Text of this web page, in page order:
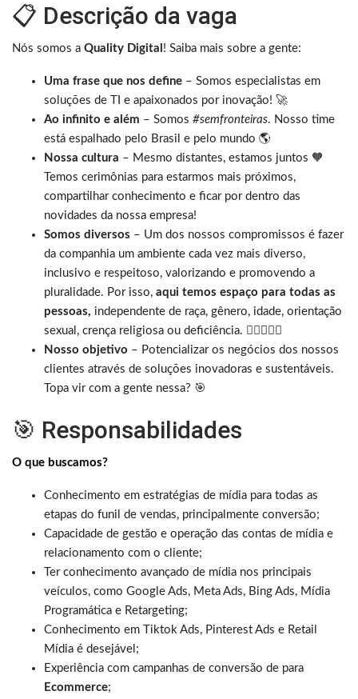
📋 Descrição da vaga
Nós somos a Quality Digital ! Saiba mais sobre a gente:
Uma frase que nos define – Somos especialistas em
soluções de TI e apaixonados por inovação! 🚀
Ao infinito e além – Somos #semfronteiras. Nosso time
está espalhado pelo Brasil e pelo mundo 🌎
Nossa cultura – Mesmo distantes, estamos juntos 🧡
Temos cerimônias para estarmos mais próximos,
compartilhar conhecimento e ficar por dentro das
novidades da nossa empresa!
Somos diversos – Um dos nossos compromissos é fazer
da companhia um ambiente cada vez mais diverso,
inclusivo e respeitoso, valorizando e promovendo a
pluralidade. Por isso, aqui temos espaço para todas as
pessoas, independente de raça, gênero, idade, orientação
sexual, crença religiosa ou deficiência.
Nosso objetivo – Potencializar os negócios dos nossos
clientes através de soluções inovadoras e sustentáveis.
Topa vir com a gente nessa? 🎯
🎯 Responsabilidades
O que buscamos?
Conhecimento em estratégias de mídia para todas as
etapas do funil de vendas, principalmente conversão;
Capacidade de gestão e operação das contas de mídia e
relacionamento com o cliente;
Ter conhecimento avançado de mídia nos principais
veículos, como Google Ads, Meta Ads, Bing Ads, Mídia
Programática e Retargeting;
Conhecimento em Tiktok Ads, Pinterest Ads e Retail
Mídia é desejável;
Experiência com campanhas de conversão de para
Ecommerce;